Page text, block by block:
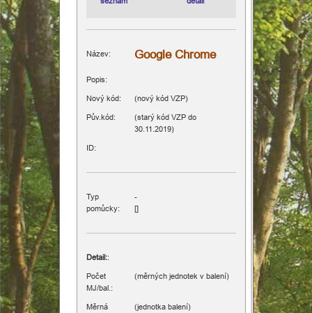
Hospicová
péče
Různé
Informace
Název: Google Chrome
Popis:
Nový kód:
(nový kód VZP)
Pův.kód:
(starý kód VZP do
30.11.2019)
ID:
Typ
pomůcky:
-
[]
Detail::
Počet
MJ/bal.:
(měrných jednotek v balení)
Měrná
(jednotka balení)